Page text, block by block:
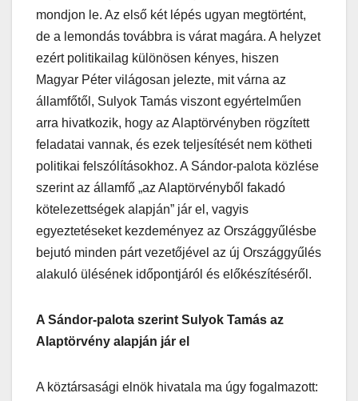
mondjon le. Az első két lépés ugyan megtörtént,
de a lemondás továbbra is várat magára. A helyzet
ezért politikailag különösen kényes, hiszen
Magyar Péter világosan jelezte, mit várna az
államfőtől, Sulyok Tamás viszont egyértelműen
arra hivatkozik, hogy az Alaptörvényben rögzített
feladatai vannak, és ezek teljesítését nem kötheti
politikai felszólításokhoz. A Sándor-palota közlése
szerint az államfő „az Alaptörvényből fakadó
kötelezettségek alapján” jár el, vagyis
egyeztetéseket kezdeményez az Országgyűlésbe
bejutó minden párt vezetőjével az új Országgyűlés
alakuló ülésének időpontjáról és előkészítéséről.
A Sándor-palota szerint Sulyok Tamás az
Alaptörvény alapján jár el
A köztársasági elnök hivatala ma úgy fogalmazott: